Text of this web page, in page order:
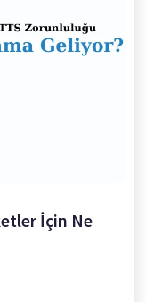
İçin Ne